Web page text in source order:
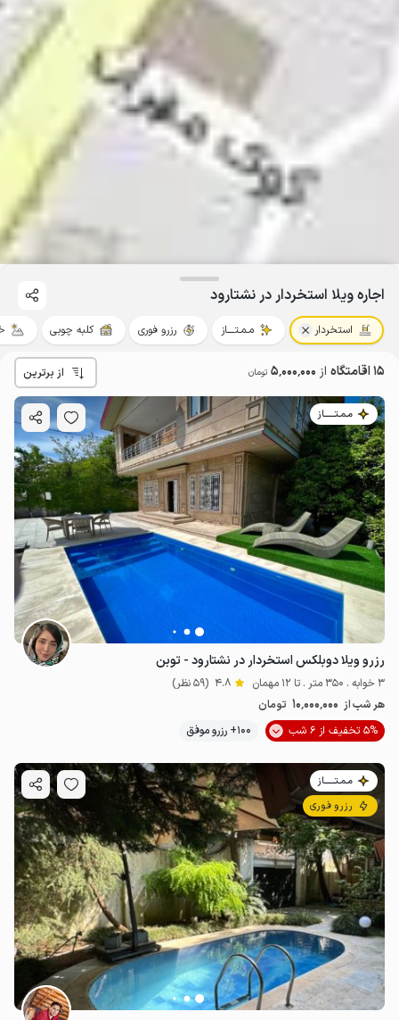
اجاره ویلا استخردار در نشتارود
استخردار مـمـتــــاز رزرو فوری کلبه چوبی
15 اقامتگاه از 5٬000٬000 تومان از برترین
مـمـتــــــاز
رزرو ویلا دوبلکس استخردار در نشتارود - توبن
3 خوابه . 350 متر . تا 12 مهمان 4.8 (59 نظر)
هر شب از 10٬000٬000 تومان
5% تخفیف از 6 شب
100+ رزرو موفق
مـمـتــــــاز
رزرو فوری